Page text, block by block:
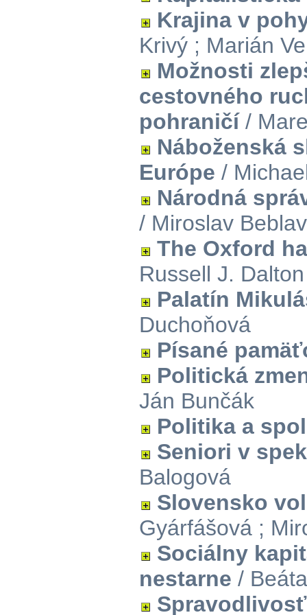
Krajina v
Krivý ; Marián
Možnosti
cestovného
pohraničí/
Náboženská
Európe /
Národná
/ Miroslav
The Oxford
Russell J.
Palatín
Duchoňová
Písané
Politická
Ján Bunčák
Politika a
Seniori v
Balogová
Slovensko
Gyárfášová ;
Sociálny
nestarne /